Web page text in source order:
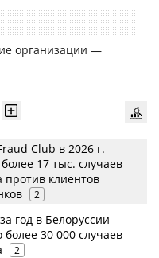
организации —
Club в 2026 г.
17 тыс. случаев
клиентов
2
год в Белоруссии
30 000 случаев
2